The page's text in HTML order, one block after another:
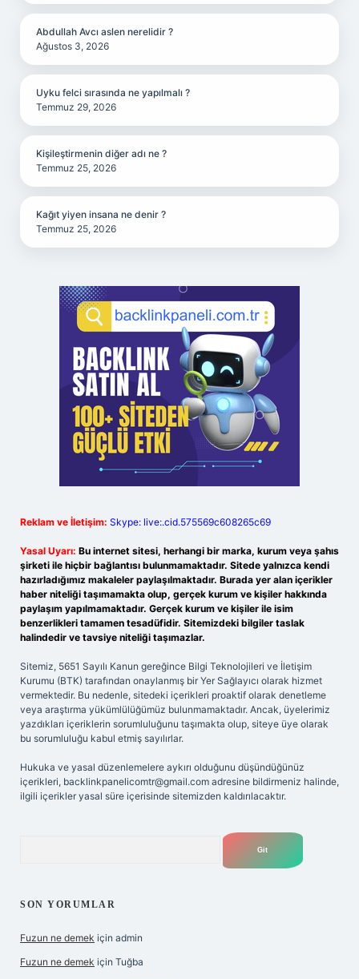
Abdullah Avcı aslen nerelidir ?
Ağustos 3, 2026
Uyku felci sırasında ne yapılmalı ?
Temmuz 29, 2026
Kişileştirmenin diğer adı ne ?
Temmuz 25, 2026
Kağıt yiyen insana ne denir ?
Temmuz 25, 2026
Reklam ve İletişim: Skype: live:.cid.575569c608265c69
Yasal Uyarı: Bu internet sitesi, herhangi bir marka, kurum veya şahıs
şirketi ile hiçbir bağlantısı bulunmamaktadır. Sitede yalnızca kendi
hazırladığımız makaleler paylaşılmaktadır. Burada yer alan içerikler
haber niteliği taşımamakta olup, gerçek kurum ve kişiler hakkında
paylaşım yapılmamaktadır. Gerçek kurum ve kişiler ile isim
benzerlikleri tamamen tesadüfidir. Sitemizdeki bilgiler taslak
halindedir ve tavsiye niteliği taşımazlar.
Sitemiz, 5651 Sayılı Kanun gereğince Bilgi Teknolojileri ve İletişim
Kurumu (BTK) tarafından onaylanmış bir Yer Sağlayıcı olarak hizmet
vermektedir. Bu nedenle, sitedeki içerikleri proaktif olarak denetleme
veya araştırma yükümlülüğümüz bulunmamaktadır. Ancak, üyelerimiz
yazdıkları içeriklerin sorumluluğunu taşımakta olup, siteye üye olarak
bu sorumluluğu kabul etmiş sayılırlar.
Hukuka ve yasal düzenlemelere aykırı olduğunu düşündüğünüz
içerikleri, backlinkpanelicomtr@gmail.com adresine bildirmeniz halinde,
ilgili içerikler yasal süre içerisinde sitemizden kaldırılacaktır.
SON YORUMLAR
Fuzun ne demek için admin
Fuzun ne demek için Tuğba